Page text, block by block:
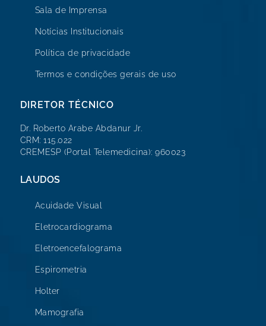
Sala de Imprensa
Notícias Institucionais
Política de privacidade
Termos e condições gerais de uso
DIRETOR TÉCNICO
Dr. Roberto Arabe Abdanur Jr.
CRM: 115.022
CREMESP (Portal Telemedicina): 960023
LAUDOS
Acuidade Visual
Eletrocardiograma
Eletroencefalograma
Espirometria
Holter
Mamografia